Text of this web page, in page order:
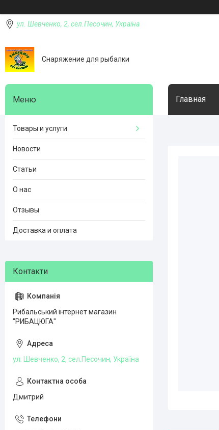
ул. Шевченко, 2, сел.Песочин, Україна
Снаряжение для рыбалки
Главная
Товары и услуги
Новости
Статьи
О нас
Отзывы
Доставка и оплата
Рибальський інтернет магазин
"РИБАЦЮГА"
ул. Шевченко, 2, сел.Песочин, Україна
Дмитрий